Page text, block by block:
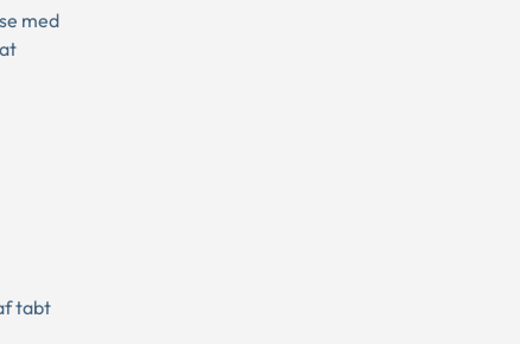
med
tabt